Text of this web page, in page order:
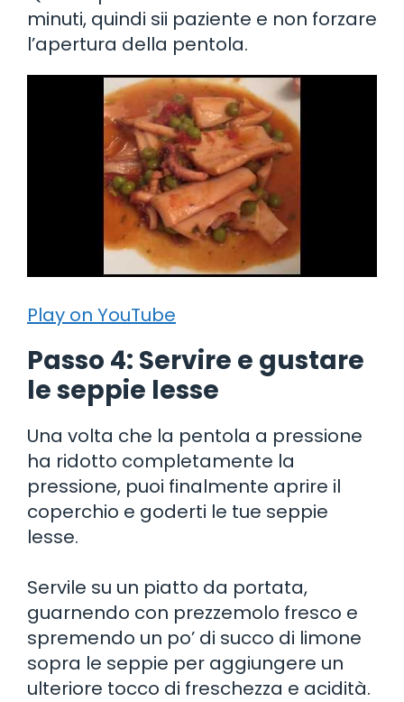
minuti, quindi sii paziente e non forzare
l’apertura della pentola.
Play on YouTube
Passo 4: Servire e gustare
le seppie lesse
Una volta che la pentola a pressione
ha ridotto completamente la
pressione, puoi finalmente aprire il
coperchio e goderti le tue seppie
lesse.
Servile su un piatto da portata,
guarnendo con prezzemolo fresco e
spremendo un po’ di succo di limone
sopra le seppie per aggiungere un
ulteriore tocco di freschezza e acidità.